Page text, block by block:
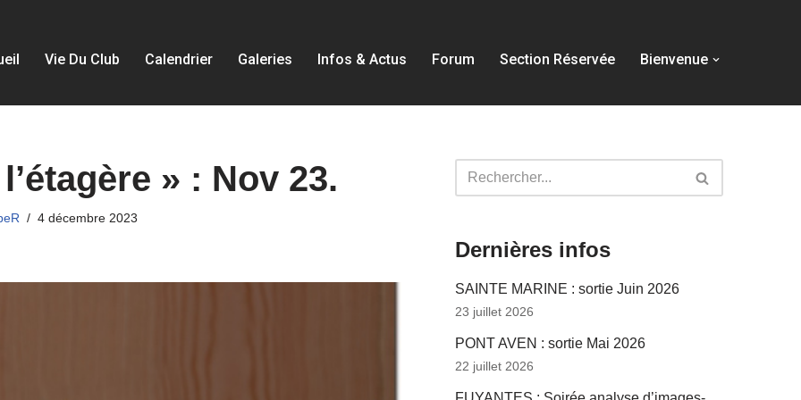
Vie Du Club Calendrier Galeries Infos & Actus Forum Section Réservée Bienvenue
» : Nov 23.
4 décembre 2023
Dernières infos
SAINTE MARINE : sortie Juin 2026
23 juillet 2026
PONT AVEN : sortie Mai 2026
22 juillet 2026